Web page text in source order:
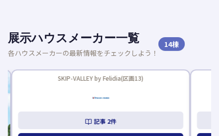
展示ハウスメーカー一覧
各ハウスメーカーの最新情報をチェックしよう！
14棟
SKIP-VALLEY by Felidia(区画13)
記事2 件